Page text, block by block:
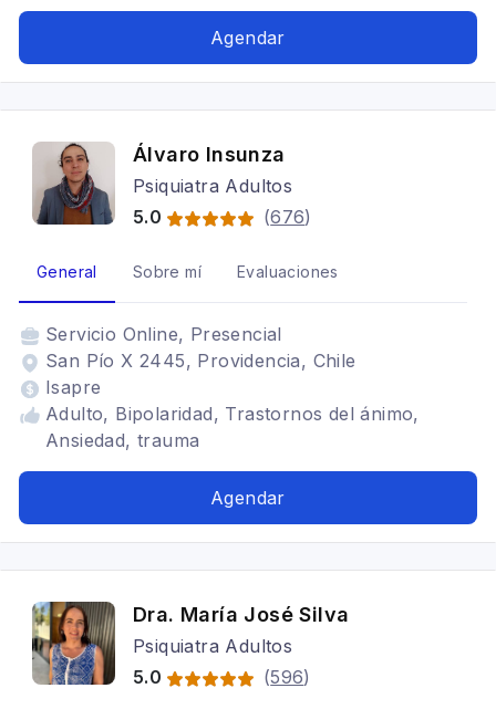
Agendar
Álvaro Insunza
Psiquiatra Adultos
5.0
(676)
General Sobre mí Evaluaciones
Servicio Online, Presencial
San Pío X 2445, Providencia, Chile
Isapre
Adulto, Bipolaridad, Trastornos del ánimo,
Ansiedad, trauma
Agendar
Dra. María José Silva
Psiquiatra Adultos
5.0
(596)